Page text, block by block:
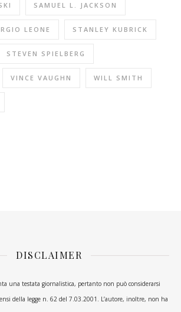
SAMUEL L. JACKSON
LEONE STANLEY KUBRICK
STEVEN SPIELBERG
VINCE VAUGHN WILL SMITH
DISCLAIMER
una testata giornalistica, pertanto non può considerarsi
della legge n. 62 del 7.03.2001. L’autore, inoltre, non ha